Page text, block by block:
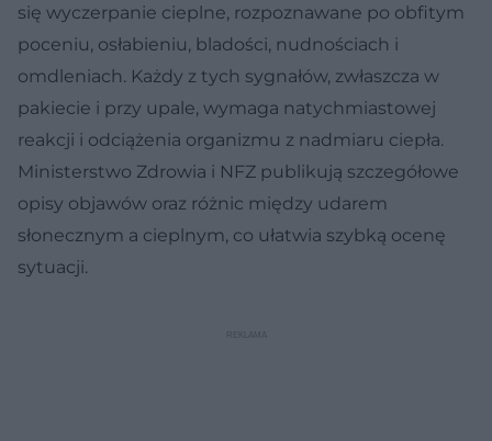
się wyczerpanie cieplne, rozpoznawane po obfitym
poceniu, osłabieniu, bladości, nudnościach i
omdleniach. Każdy z tych sygnałów, zwłaszcza w
pakiecie i przy upale, wymaga natychmiastowej
reakcji i odciążenia organizmu z nadmiaru ciepła.
Ministerstwo Zdrowia i NFZ publikują szczegółowe
opisy objawów oraz różnic między udarem
słonecznym a cieplnym, co ułatwia szybką ocenę
sytuacji.